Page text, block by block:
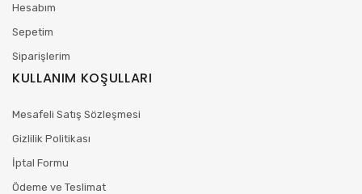
Hesabım
Sepetim
Siparişlerim
KULLANIM KOŞULLARI
Mesafeli Satış Sözleşmesi
Gizlilik Politikası
İptal Formu
Ödeme ve Teslimat